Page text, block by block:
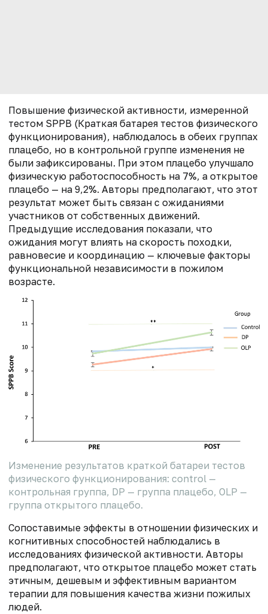
Повышение физической активности, измеренной
тестом SPPB (Краткая батарея тестов физического
функционирования), наблюдалось в обеих группах
плацебо, но в контрольной группе изменения не
были зафиксированы. При этом плацебо улучшало
физическую работоспособность на 7%, а открытое
плацебо — на 9,2%. Авторы предполагают, что этот
результат может быть связан с ожиданиями
участников от собственных движений.
Предыдущие исследования показали, что
ожидания могут влиять на скорость походки,
равновесие и координацию — ключевые факторы
функциональной независимости в пожилом
возрасте.
Изменение результатов краткой батареи тестов
физического функционирования: control —
контрольная группа, DP — группа плацебо, OLP —
группа открытого плацебо.
Сопоставимые эффекты в отношении физических и
когнитивных способностей наблюдались в
исследованиях физической активности. Авторы
предполагают, что открытое плацебо может стать
этичным, дешевым и эффективным вариантом
терапии для повышения качества жизни пожилых
людей.